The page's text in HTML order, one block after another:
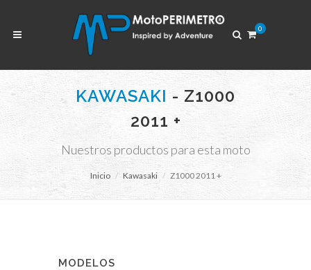
0
KAWASAKI - Z1000
2011 +
Nuestros productos para esta moto
Inicio Kawasaki Z1000 2011 +
MODELOS